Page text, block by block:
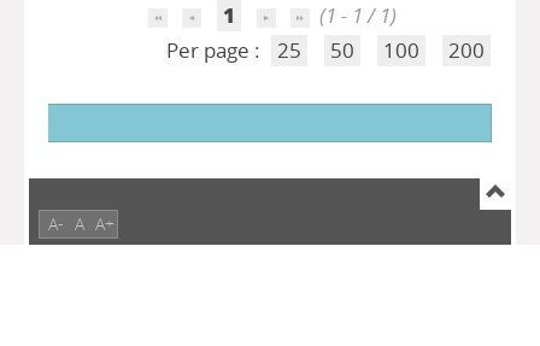
1
(1 - 1 / 1)
Per page :
25 50 100 200
A- A A+